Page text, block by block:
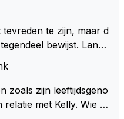
stuiver te ber
maar een stuiver in Z
dat zal ook nooit gebe
en vergunningen bi
MOET je dan weer
te zijn, maar d
bewijst. Lando
zoals zijn leeftijdsgeno
met Kelly. Wie g